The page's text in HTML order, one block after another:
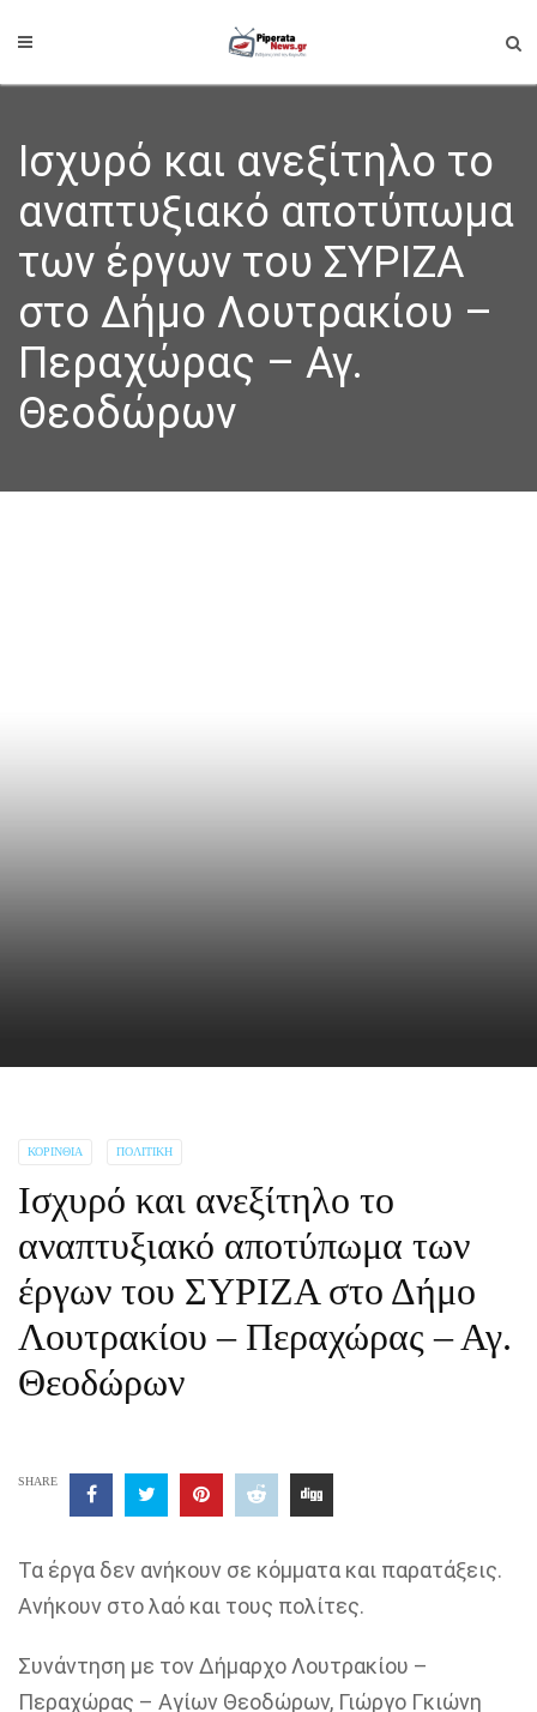
Ισχυρό και ανεξίτηλο το
αναπτυξιακό αποτύπωμα
των έργων του ΣΥΡΙΖΑ
στο Δήμο Λουτρακίου –
Περαχώρας – Αγ.
Θεοδώρων
ΚΟΡΙΝΘΊΑ ΠΟΛΙΤΙΚΉ
Ισχυρό και ανεξίτηλο το
αναπτυξιακό αποτύπωμα των
έργων του ΣΥΡΙΖΑ στο Δήμο
Λουτρακίου – Περαχώρας – Αγ.
Θεοδώρων
SHARE
Τα έργα δεν ανήκουν σε κόμματα και παρατάξεις.
Ανήκουν στο λαό και τους πολίτες.
Συνάντηση με τον Δήμαρχο Λουτρακίου –
Περαχώρας – Αγίων Θεοδώρων, Γιώργο Γκιώνη